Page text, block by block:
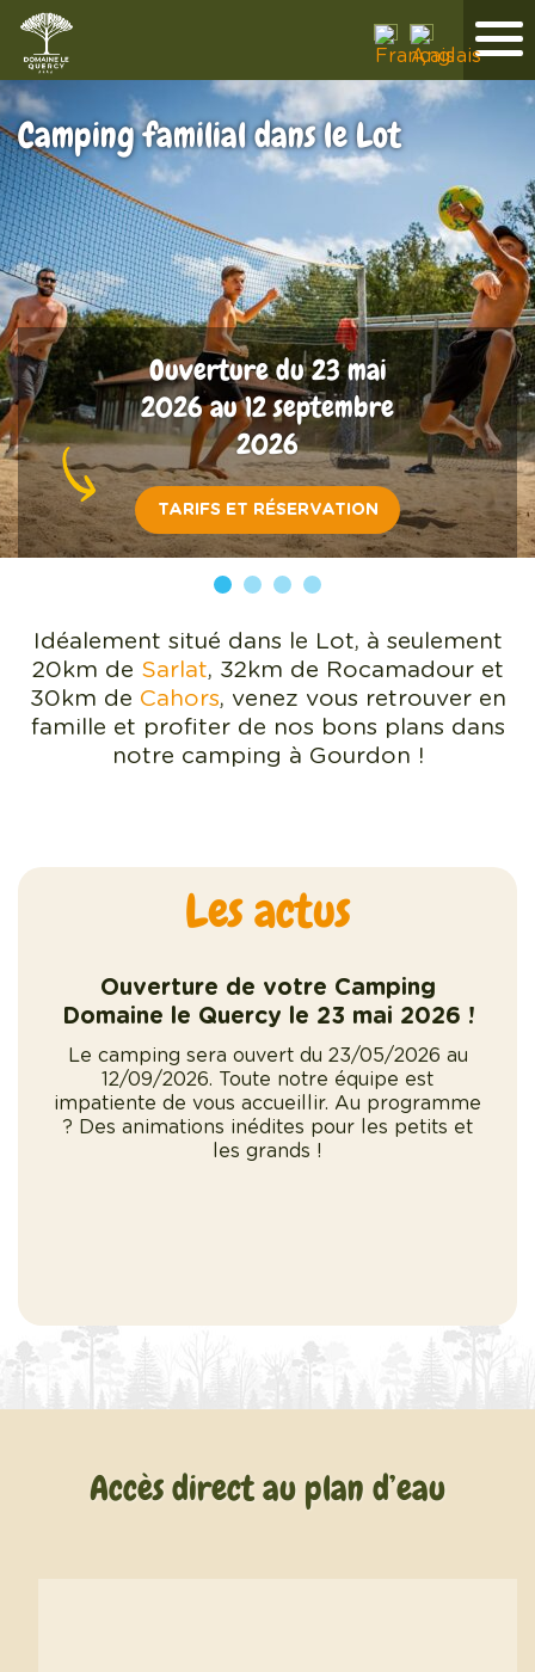
Camping familial dans le Lot
Ouverture du 23 mai
2026 au 12 septembre
2026
TARIFS ET RÉSERVATION
Idéalement situé dans le Lot, à seulement
20km de Sarlat, 32km de Rocamadour et
30km de Cahors, venez vous retrouver en
famille et profiter de nos bons plans dans
notre camping à Gourdon !
Les actus
Ouverture de votre Camping
Domaine le Quercy le 23 mai 2026 !
Le camping sera ouvert du 23/05/2026 au
12/09/2026. Toute notre équipe est
impatiente de vous accueillir. Au programme
? Des animations inédites pour les petits et
les grands !
Accès direct au plan d’eau